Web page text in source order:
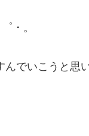
・。
でいこうと思い